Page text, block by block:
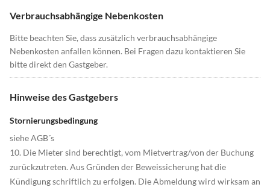
Verbrauchsabhängige Nebenkosten
Bitte beachten Sie, dass zusätzlich verbrauchsabhängige
Nebenkosten anfallen können. Bei Fragen dazu kontaktieren Sie
bitte direkt den Gastgeber.
Hinweise des Gastgebers
Stornierungsbedingung
siehe AGB´s
10. Die Mieter sind berechtigt, vom Mietvertrag/von der Buchung
zurückzutreten. Aus Gründen der Beweissicherung hat die
Kündigung schriftlich zu erfolgen. Die Abmeldung wird wirksam an